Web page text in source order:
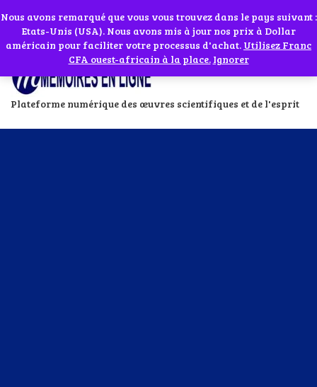
Abonnes toi à notre chaîne WhatsApp en cliquant sur l'icône en face
Plateforme numérique des œuvres scientifiques et de l'esprit
Si vous avez besoin d'assistance Contactez-nous par WhatsApp au
+229 01 95 33 60 26Ignorer
Nous avons remarqué que vous vous trouvez dans le pays suivant :
Etats-Unis (USA). Nous avons mis à jour nos prix à Dollar
américain pour faciliter votre processus d'achat. Utilisez Franc
CFA ouest-africain à la place. Ignorer